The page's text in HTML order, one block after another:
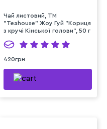
Чай листовий, ТМ
"Teahouse" Жоу Гуй "Кориця
з кручі Кінської голови", 50 г
420грн